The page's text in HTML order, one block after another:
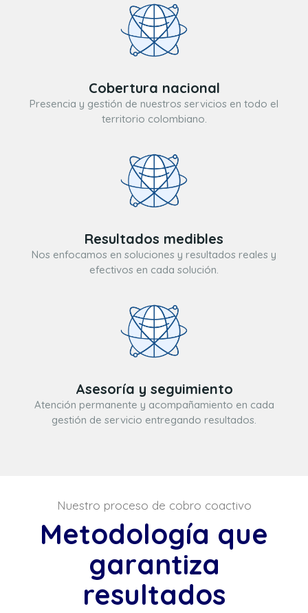
Cobertura nacional
Presencia y gestión de nuestros servicios en todo el
territorio colombiano.
Resultados medibles
Nos enfocamos en soluciones y resultados reales y
efectivos en cada solución.
Asesoría y seguimiento
Atención permanente y acompañamiento en cada
gestión de servicio entregando resultados.
Nuestro proceso de cobro coactivo
Metodología que
garantiza
resultados